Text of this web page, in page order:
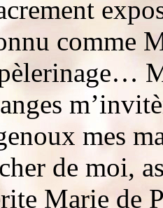
comme
mes
de moi,
Marie de